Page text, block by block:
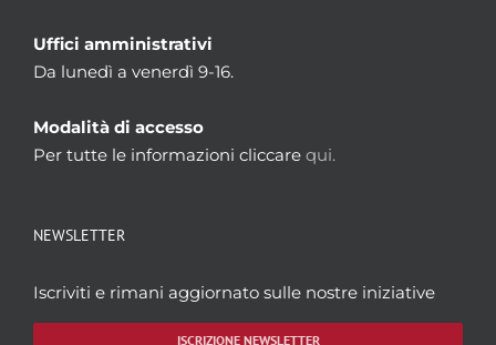
Uffici amministrativi
Da lunedì a venerdì 9-16.
Modalità di accesso
Per tutte le informazioni cliccare qui.
NEWSLETTER
Iscriviti e rimani aggiornato sulle nostre iniziative
ISCRIZIONE NEWSLETTER